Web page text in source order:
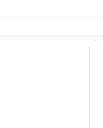
draps fournis
Site